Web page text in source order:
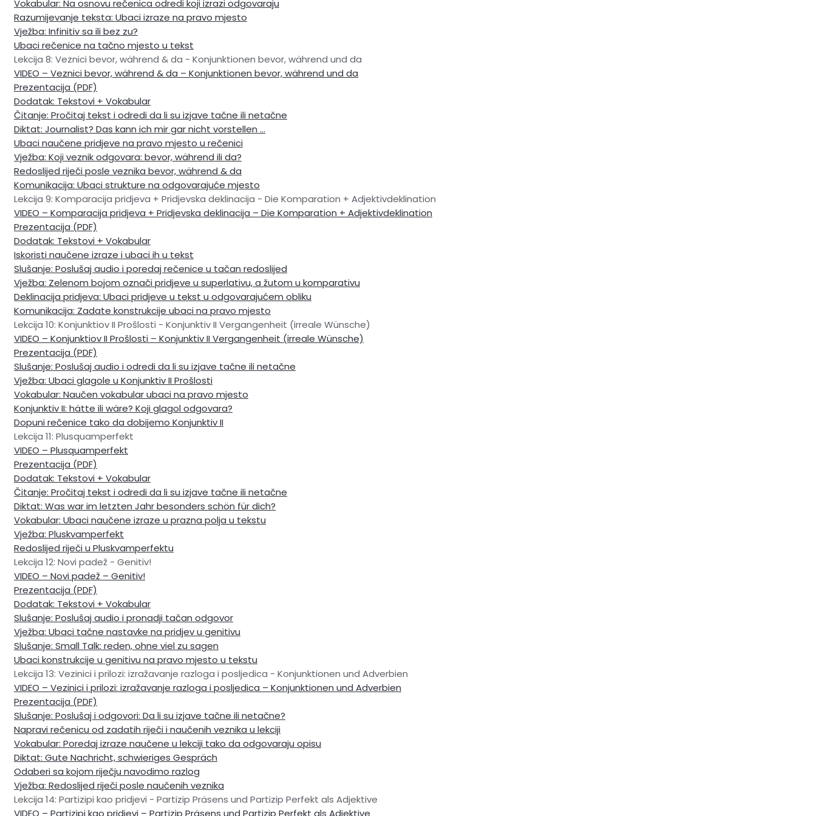
Vokabular: Na osnovu rečenica odredi koji izrazi odgovaraju
Razumijevanje teksta: Ubaci izraze na pravo mjesto
Vježba: Infinitiv sa ili bez zu?
Ubaci rečenice na tačno mjesto u tekst
Lekcija 8: Veznici bevor, während & da - Konjunktionen bevor, während und da
VIDEO – Veznici bevor, während & da – Konjunktionen bevor, während und da
Prezentacija (PDF)
Dodatak: Tekstovi + Vokabular
Čitanje: Pročitaj tekst i odredi da li su izjave tačne ili netačne
Diktat: Journalist? Das kann ich mir gar nicht vorstellen …
Ubaci naučene pridjeve na pravo mjesto u rečenici
Vježba: Koji veznik odgovara: bevor, während ili da?
Redoslijed riječi posle veznika bevor, während & da
Komunikacija: Ubaci strukture na odgovarajuće mjesto
Lekcija 9: Komparacija pridjeva + Pridjevska deklinacija - Die Komparation + Adjektivdeklination
VIDEO – Komparacija pridjeva + Pridjevska deklinacija – Die Komparation + Adjektivdeklination
Prezentacija (PDF)
Dodatak: Tekstovi + Vokabular
Iskoristi naučene izraze i ubaci ih u tekst
Slušanje: Poslušaj audio i poredaj rečenice u tačan redoslijed
Vježba: Zelenom bojom označi pridjeve u superlativu, a žutom u komparativu
Deklinacija pridjeva: Ubaci pridjeve u tekst u odgovarajućem obliku
Komunikacija: Zadate konstrukcije ubaci na pravo mjesto
Lekcija 10: Konjunktiov II Prošlosti - Konjunktiv II Vergangenheit (irreale Wünsche)
VIDEO – Konjunktiov II Prošlosti – Konjunktiv II Vergangenheit (irreale Wünsche)
Prezentacija (PDF)
Slušanje: Poslušaj audio i odredi da li su izjave tačne ili netačne
Vježba: Ubaci glagole u Konjunktiv II Prošlosti
Vokabular: Naučen vokabular ubaci na pravo mjesto
Konjunktiv II: hätte ili wäre? Koji glagol odgovara?
Dopuni rečenice tako da dobijemo Konjunktiv II
Lekcija 11: Plusquamperfekt
VIDEO – Plusquamperfekt
Prezentacija (PDF)
Dodatak: Tekstovi + Vokabular
Čitanje: Pročitaj tekst i odredi da li su izjave tačne ili netačne
Diktat: Was war im letzten Jahr besonders schön für dich?
Vokabular: Ubaci naučene izraze u prazna polja u tekstu
Vježba: Pluskvamperfekt
Redoslijed riječi u Pluskvamperfektu
Lekcija 12: Novi padež - Genitiv!
VIDEO – Novi padež – Genitiv!
Prezentacija (PDF)
Dodatak: Tekstovi + Vokabular
Slušanje: Poslušaj audio i pronadji tačan odgovor
Vježba: Ubaci tačne nastavke na pridjev u genitivu
Slušanje: Small Talk: reden, ohne viel zu sagen
Ubaci konstrukcije u genitivu na pravo mjesto u tekstu
Lekcija 13: Vezinici i prilozi: izražavanje razloga i posljedica - Konjunktionen und Adverbien
VIDEO – Vezinici i prilozi: izražavanje razloga i posljedica – Konjunktionen und Adverbien
Prezentacija (PDF)
Slušanje: Poslušaj i odgovori: Da li su izjave tačne ili netačne?
Napravi rečenicu od zadatih riječi i naučenih veznika u lekciji
Vokabular: Poredaj izraze naučene u lekciji tako da odgovaraju opisu
Diktat: Gute Nachricht, schwieriges Gespräch
Odaberi sa kojom riječju navodimo razlog
Vježba: Redoslijed riječi posle naučenih veznika
Lekcija 14: Partizipi kao pridjevi - Partizip Präsens und Partizip Perfekt als Adjektive